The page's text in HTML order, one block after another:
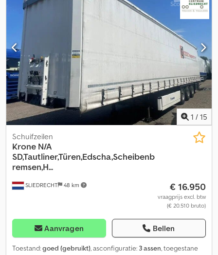
1 / 15
SLIEDRECHT 48 km
Schuifzeilen
Krone N/A
SD,Tautliner,Türen,Edscha,Scheibenb
remsen,H...
€ 16.950
vraagprijs excl. btw
(€ 20.510 bruto)
Aanvragen Bellen
Toestand:goed (gebruikt), asconfiguratie: 3 assen, toegestane